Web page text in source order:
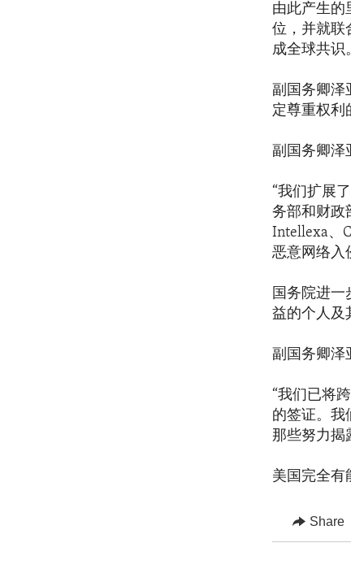
由此产生的
位，并就联
成全球共识
副国务卿泽
定尊重权利
副国务卿泽
“我们扩展
务部和财政
Intellexa、
恶意网络入
国务院进一
益的个人及
副国务卿泽
“我们已将
的签证。我
那些努力揭
美国完全有
Share